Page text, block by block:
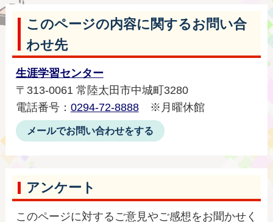
このページの内容に関するお問い合
わせ先
生涯学習センター
〒313-0061 常陸太田市中城町3280
電話番号： 0294-72-8888※月曜休館
メールでお問い合わせをする
アンケート
このページに対するご意見やご感想をお聞かせく